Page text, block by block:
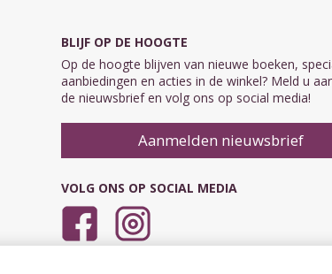
BLIJF OP DE HOOGTE
Op de hoogte blijven van nieuwe boeken,
aanbiedingen en acties in de winkel? Meld u
de nieuwsbrief en volg ons op social media!
Aanmelden nieuwsbrief
VOLG ONS OP SOCIAL MEDIA